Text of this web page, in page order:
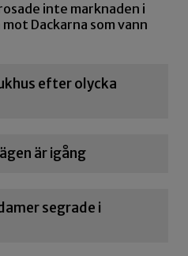
inte marknaden i
Dackarna som vann
efter olycka
är igång
segrade i